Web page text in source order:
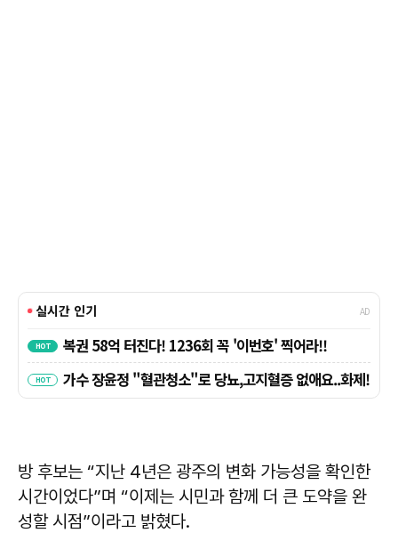
방 후보는 “지난 4년은 광주의 변화 가능성을 확인한
시간이었다”며 “이제는 시민과 함께 더 큰 도약을 완
성할 시점”이라고 밝혔다.